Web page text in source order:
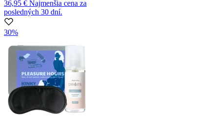
36,95 € Najmenšia cena za
posledných 30 dní.
30%